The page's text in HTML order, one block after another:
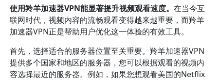
使用羚羊加速器VPN能显著提升视频观看速度。 在当今互
联网时代，视频内容的流畅观看变得越来越重要，而羚羊
加速器VPN正是帮助用户优化这一体验的有效工具。
首先，选择适合的服务器位置至关重要。羚羊加速器VPN
提供多个国家和地区的服务器，您可以根据观看的视频内
容选择最近的服务器。例如，如果您想观看美国的Netflix